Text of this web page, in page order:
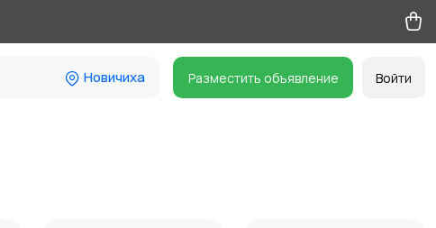
Новичиха Разместить объявление Войти